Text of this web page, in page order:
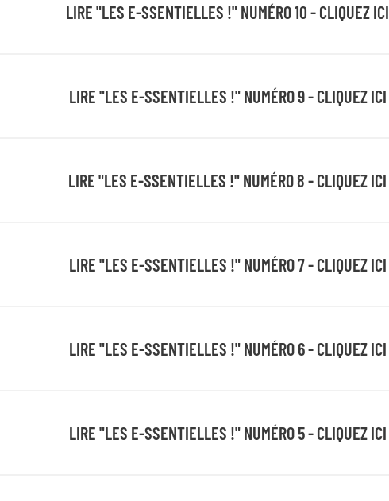
LIRE "LES E-SSENTIELLES !" NUMÉRO 10 - CLIQUEZ ICI
LIRE "LES E-SSENTIELLES !" NUMÉRO 9 - CLIQUEZ ICI
LIRE "LES E-SSENTIELLES !" NUMÉRO 8 - CLIQUEZ ICI
LIRE "LES E-SSENTIELLES !" NUMÉRO 7 - CLIQUEZ ICI
LIRE "LES E-SSENTIELLES !" NUMÉRO 6 - CLIQUEZ ICI
LIRE "LES E-SSENTIELLES !" NUMÉRO 5 - CLIQUEZ ICI